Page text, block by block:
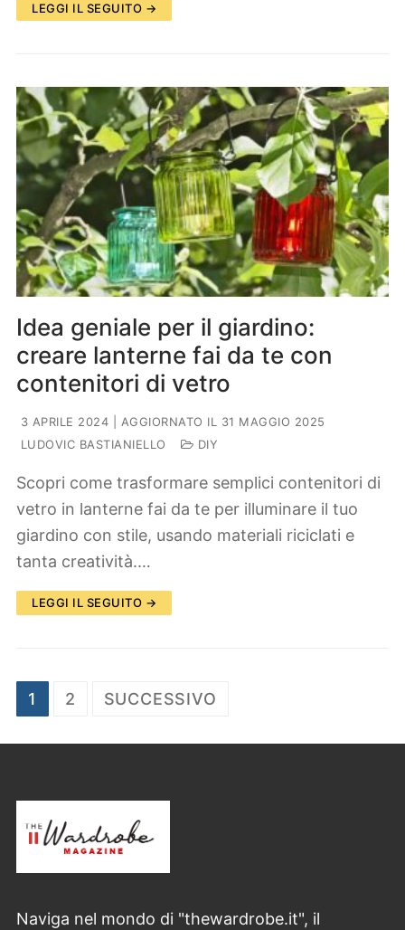
LEGGI IL SEGUITO →
Idea geniale per il giardino:
creare lanterne fai da te con
contenitori di vetro
3 APRILE 2024 | AGGIORNATO IL 31 MAGGIO 2025
LUDOVIC BASTIANIELLO
DIY
Scopri come trasformare semplici contenitori di
vetro in lanterne fai da te per illuminare il tuo
giardino con stile, usando materiali riciclati e
tanta creatività.…
LEGGI IL SEGUITO →
Paginazione
1 2 SUCCESSIVO
Naviga nel mondo di "thewardrobe.it", il